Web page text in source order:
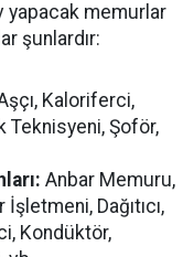
yapacak memurlar
şunlardır:
Kaloriferci,
Teknisyeni, Şoför,
Anbar Memuru,
Dağıtıcı,
Kondüktör,